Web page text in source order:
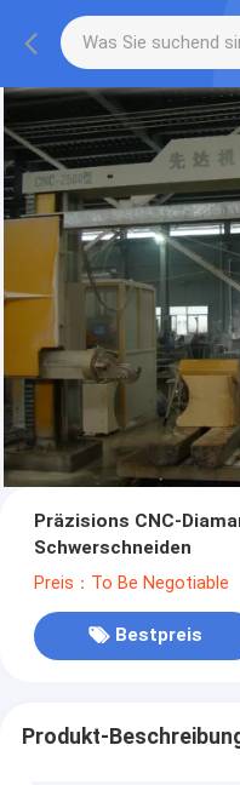
Präzisions CNC-
Schwerschneiden
Preis：To Be Negotiable
Bestpreis
Produkt-